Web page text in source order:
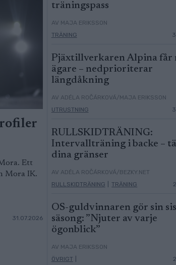
Ett
Mora IK.
31.07.2026
träningspass
AV MAJA ERIKSSON
TRÄNING
Pjäxtillverkaren Alpina får
ägare – nedprioriterar
längdåkning
AV ADÉLA ROČÁRKOVÁ/MAJA ERIKSSON
UTRUSTNING
RULLSKIDTRÄNING:
Intervallträning i backe –
dina gränser
AV ADÉLA ROČÁRKOVÁ/BEZKY.NET
RULLSKIDTRÄNING
TRÄNING
OS-guldvinnaren gör sin
säsong: ”Njuter av varje
ögonblick”
AV MAJA ERIKSSON
ÖVRIGT